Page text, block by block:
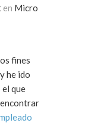
en Micro
fines
he ido
que
encontrar